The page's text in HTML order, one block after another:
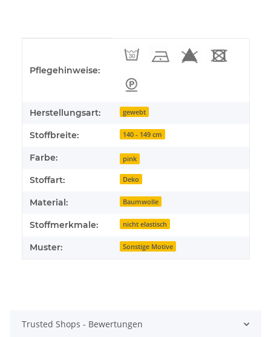
Pflegehinweise:
Herstellungsart: gewebt
Stoffbreite: 140 - 149 cm
Farbe: pink
Stoffart: Deko
Material: Baumwolle
Stoffmerkmale: nicht elastisch
Muster: Sonstige Motive
Trusted Shops - Bewertungen